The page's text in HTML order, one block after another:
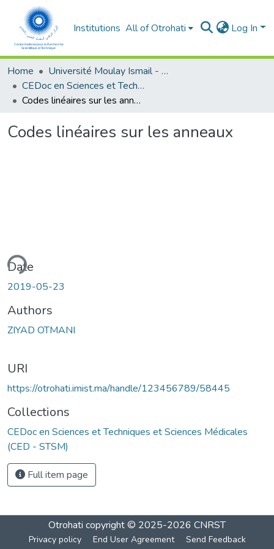
Institutions All of Otrohati Log In
Home
Université Moulay Ismail - Meknès
CEDoc en Sciences et Techniques et Sciences Médicales (CED - STSM)
Codes linéaires sur les anneaux
Codes linéaires sur les anneaux
Date
2019-05-23
Authors
ZIYAD OTMANI
URI
https://otrohati.imist.ma/handle/123456789/58445
Collections
CEDoc en Sciences et Techniques et Sciences Médicales
(CED - STSM)
Full item page
Otrohati copyright © 2025-2026 CNRST
Privacy policy End User Agreement Send Feedback